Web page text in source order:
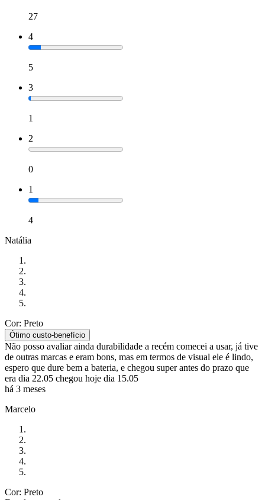
27
4
5
3
1
2
0
1
4
Natália
Cor: Preto
Ótimo custo-benefício
Não posso avaliar ainda durabilidade a recém comecei a usar, já tive
de outras marcas e eram bons, mas em termos de visual ele é lindo,
espero que dure bem a bateria, e chegou super antes do prazo que
era dia 22.05 chegou hoje dia 15.05
há 3 meses
Marcelo
Cor: Preto